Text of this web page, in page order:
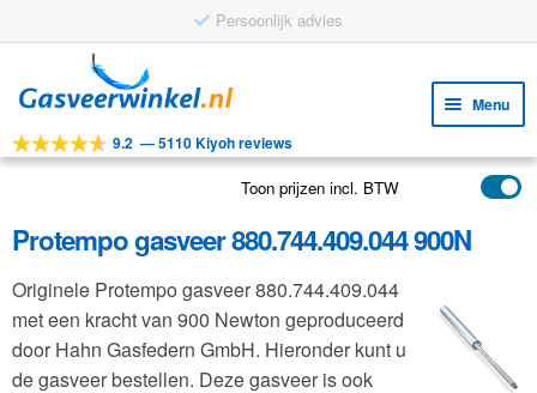
Persoonlijk advies
door
navigatie
naar
inhoud
Menu
Tools
Toepassingen
Klantenservice
FAQ
9.2 —5110 Kiyoh reviews
Toon prijzen incl. BTW
Protempo gasveer 880.744.409.044 900N
Originele Protempo gasveer 880.744.409.044
met een kracht van 900 Newton geproduceerd
door Hahn Gasfedern GmbH. Hieronder kunt u
de gasveer bestellen. Deze gasveer is ook